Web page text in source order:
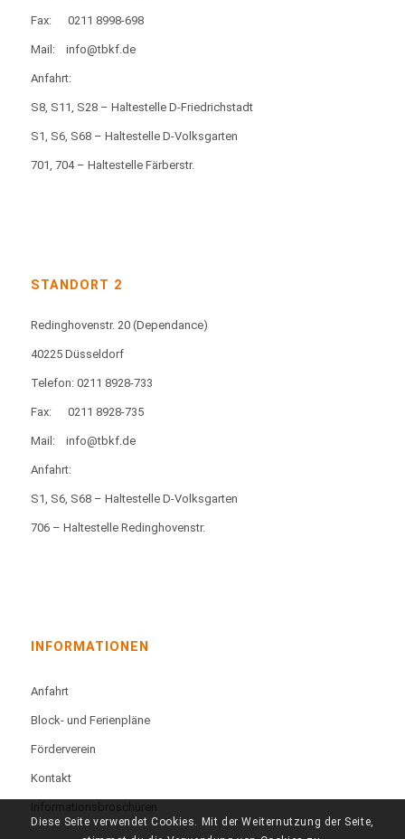
Fax: 0211 8998-698
Mail: info@tbkf.de
Anfahrt:
S8, S11, S28 – Haltestelle D-Friedrichstadt
S1, S6, S68 – Haltestelle D-Volksgarten
701, 704 – Haltestelle Färberstr.
STANDORT 2
Redinghovenstr. 20 (Dependance)
40225 Düsseldorf
Telefon: 0211 8928-733
Fax: 0211 8928-735
Mail: info@tbkf.de
Anfahrt:
S1, S6, S68 – Haltestelle D-Volksgarten
706 – Haltestelle Redinghovenstr.
INFORMATIONEN
Anfahrt
Block- und Ferienpläne
Förderverein
Kontakt
Informationsbroschüren
Diese Seite verwendet Cookies. Mit der Weiternutzung der Seite,